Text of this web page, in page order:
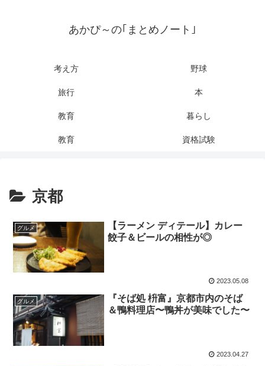
あかぴ～の｢まとめノート｣
考え方 野球
旅行 本
教育 暮らし
教育 資格試験
京都
グルメ
【ラーメン ディテール】カレー
餃子＆ビールの相性が◎
2023.05.08
グルメ
『そば処 枡富』京都市内のそば
＆鴨料理店〜鴨丼が美味でした〜
2023.04.27